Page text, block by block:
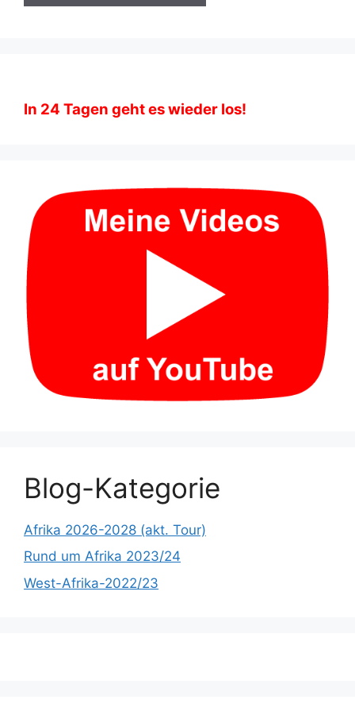
In 24 Tagen geht es wieder los!
Blog-Kategorie
Afrika 2026-2028 (akt. Tour)
Rund um Afrika 2023/24
West-Afrika-2022/23